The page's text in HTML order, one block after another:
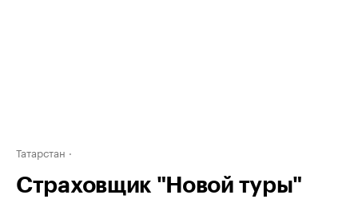
Татарстан
Страховщик "Новой туры"